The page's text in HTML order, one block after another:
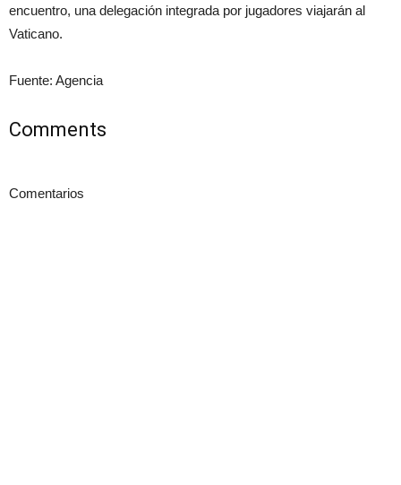
encuentro, una delegación integrada por jugadores viajarán al
Vaticano.
Fuente: Agencia
Comments
Comentarios